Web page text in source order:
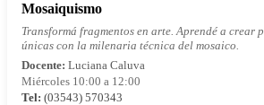
Mosaiquismo
Transformá fragmentos en arte. Aprendé a crear
únicas con la milenaria técnica del mosaico.
Docente: Luciana Caluva
Miércoles 10:00 a 12:00
Tel: (03543) 570343